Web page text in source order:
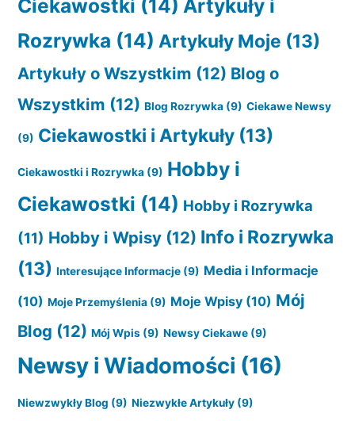
Ciekawostki (14) Artykuły i
Rozrywka (14) Artykuły Moje (13)
Artykuły o Wszystkim (12) Blog o
Wszystkim (12) Blog Rozrywka (9) Ciekawe Newsy
(9) Ciekawostki i Artykuły (13)
Ciekawostki i Rozrywka (9) Hobby i
Ciekawostki (14) Hobby i Rozrywka
(11) Hobby i Wpisy (12) Info i Rozrywka
(13) Interesujące Informacje (9) Media i Informacje
(10) Moje Przemyślenia (9) Moje Wpisy (10) Mój
Blog (12) Mój Wpis (9) Newsy Ciekawe (9)
Newsy i Wiadomości (16)
Niewzwykły Blog (9) Niezwykłe Artykuły (9)